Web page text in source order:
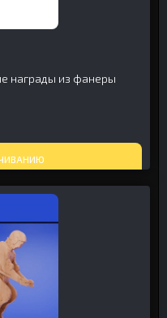
награды из фанеры